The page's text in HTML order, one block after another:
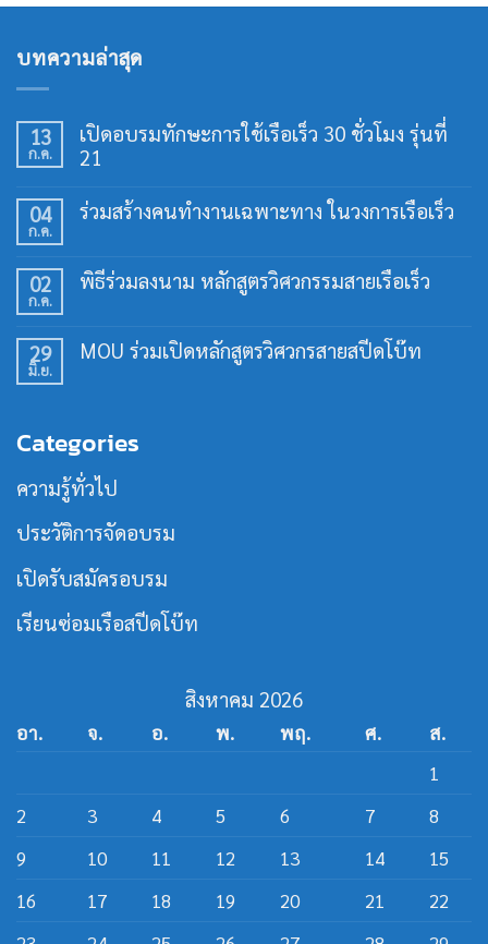
บทความล่าสุด
13
ก.ค.
เปิดอบรมทักษะการใช้เรือเร็ว 30 ชั่วโมง รุ่นที่
21
ความ
เห็น
อบรม
ทักษะ
เร็ว
30
04
ก.ค.
ร่วมสร้างคนทำงานเฉพาะทาง ในวงการเรือเร็ว
เห็น
บน
ทำงาน
เร็ว
02
ก.ค.
พิธีร่วมลงนาม หลักสูตรวิศวกรรมสายเรือเร็ว
เห็น
บน
หลักสูตร
วิศวกรรม
สาย
เรือ
เร็ว
29
มิ.ย.
MOU ร่วมเปิดหลักสูตรวิศวกรสายสปีดโบ๊ท
MOU
ร่วม
เปิด
หลักสูตร
สาย
ปีด
โบ๊ท
Categories
ความรู้ทั่วไป
ประวัติการจัดอบรม
เปิดรับสมัครอบรม
เรียนซ่อมเรือสปีดโบ๊ท
สิงหาคม 2026
อา. จ. อ. พ. พฤ. ศ.
ส.
1
2
3 4 5 6 7
8
9
10 11 12 13 14
15
16
17 18 19 20 21
22